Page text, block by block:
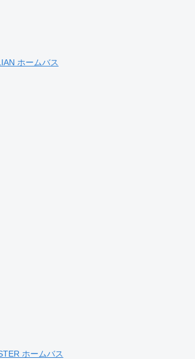
ホームバス
ホームバス